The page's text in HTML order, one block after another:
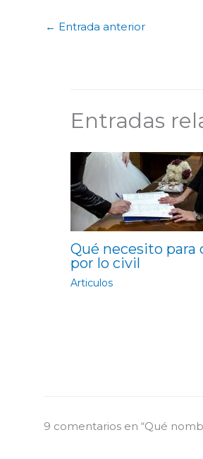
← Entrada anterior
Entradas
Qué necesito para
por lo civil
Articulos
9 comentarios en “Qué